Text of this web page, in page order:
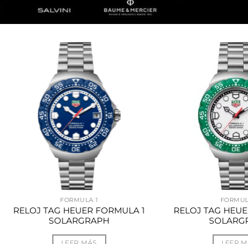
FORMULA 1
RELOJ TAG HEUER FORMULA 1
SOLARGRAPH
RELOJ TAG